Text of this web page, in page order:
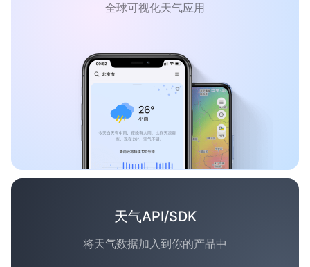
全球可视化天气应用
天气API/SDK
将天气数据加入到你的产品中